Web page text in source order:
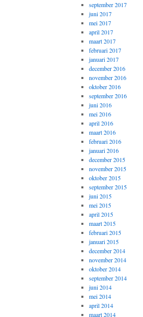
september 2017
juni 2017
mei 2017
april 2017
maart 2017
februari 2017
januari 2017
december 2016
november 2016
oktober 2016
september 2016
juni 2016
mei 2016
april 2016
maart 2016
februari 2016
januari 2016
december 2015
november 2015
oktober 2015
september 2015
juni 2015
mei 2015
april 2015
maart 2015
februari 2015
januari 2015
december 2014
november 2014
oktober 2014
september 2014
juni 2014
mei 2014
april 2014
maart 2014